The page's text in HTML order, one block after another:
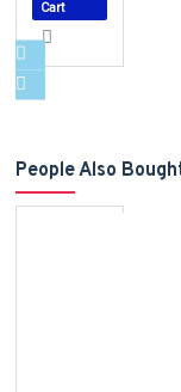
Cart
People Also